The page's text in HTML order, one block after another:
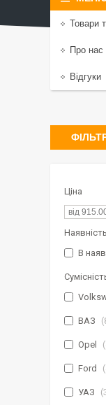
Товари
Про нас
Відгуки
Ціна
Наявність
В
ВАЗ
Opel
Ford
УАЗ